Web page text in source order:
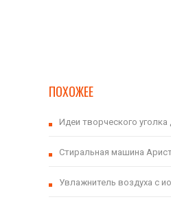
ПОХОЖЕЕ
Идеи творческого уголка
Стиральная машина
Увлажнитель воздуха с